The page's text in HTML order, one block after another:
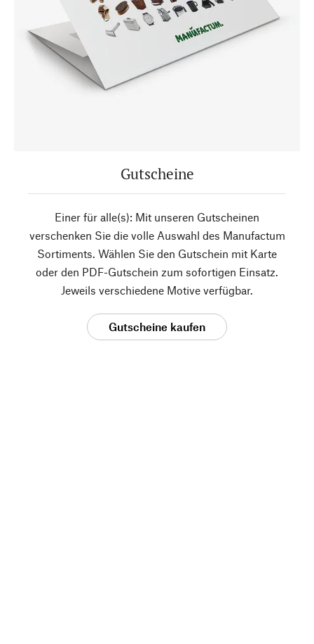
Gutscheine
Einer für alle(s): Mit unseren Gutscheinen
verschenken Sie die volle Auswahl des Manufactum
Sortiments. Wählen Sie den Gutschein mit Karte
oder den PDF-Gutschein zum sofortigen Einsatz.
Jeweils verschiedene Motive verfügbar.
Gutscheine kaufen